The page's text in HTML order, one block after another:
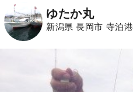
ゆたか丸
新潟県 長岡市 寺泊港